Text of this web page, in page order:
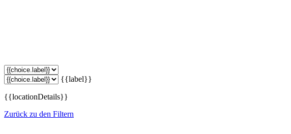
{{label}}
{{locationDetails}}
Zurück zu den Filtern